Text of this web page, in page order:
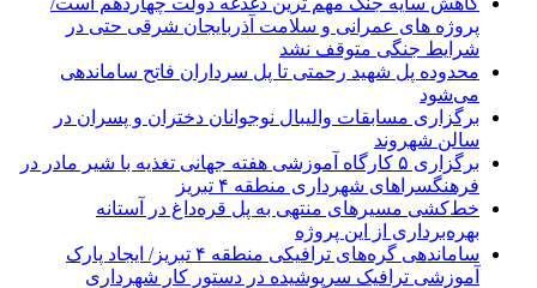
پروژه ‌های عمرانی و سلامت آذربایجان شرقی حتی در
شرایط جنگی متوقف نشد
محدوده پل شهید رحمتی تا پل سرداران فاتح ساماندهی
می‌شود
برگزاری مسابقات والیبال نوجوانان دختران و پسران در
سالن شهروند
برگزاری ۵ کارگاه آموزشی هفته جهانی تغذیه با شیر مادر در
فرهنگسراهای شهرداری منطقه ۴ تبریز
خط‌کشی مسیرهای منتهی به پل قره‌داغ در آستانه
بهره‌برداری از این پروژه
ساماندهی گره‌های ترافیکی منطقه ۴ تبریز/ ایجاد پارک
آموزشی ترافیک سرپوشیده در دستور کار شهرداری